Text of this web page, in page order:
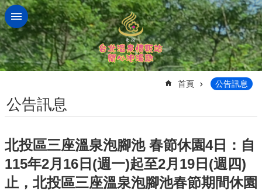
跳到主要內容區塊
首頁 公告訊息
公告訊息
北投區三座溫泉泡腳池 春節休園4日：自
115年2月16日(週一)起至2月19日(週四)
止，北投區三座溫泉泡腳池春節期間休園